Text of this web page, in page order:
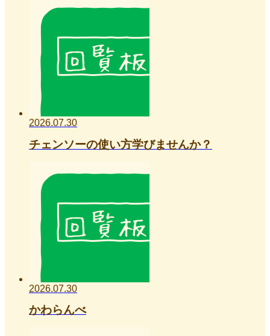
2026.07.30
チェンソーの使い方学びませんか？
2026.07.30
かわらんべ